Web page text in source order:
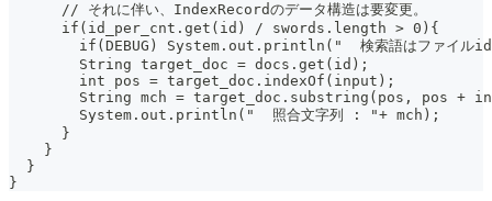
      // それに伴い、IndexRecordのデータ構造は要変更。
      if(id_per_cnt.get(id) / swords.length > 0){
if(DEBUG) System.out.println("  検索語はファイル
        String target_doc = docs.get(id);
        int pos = target_doc.indexOf(input);
String mch = target_doc.substring(pos, pos +
        System.out.println("  照合文字列 : "+ mch);
      }
    }
  }
}